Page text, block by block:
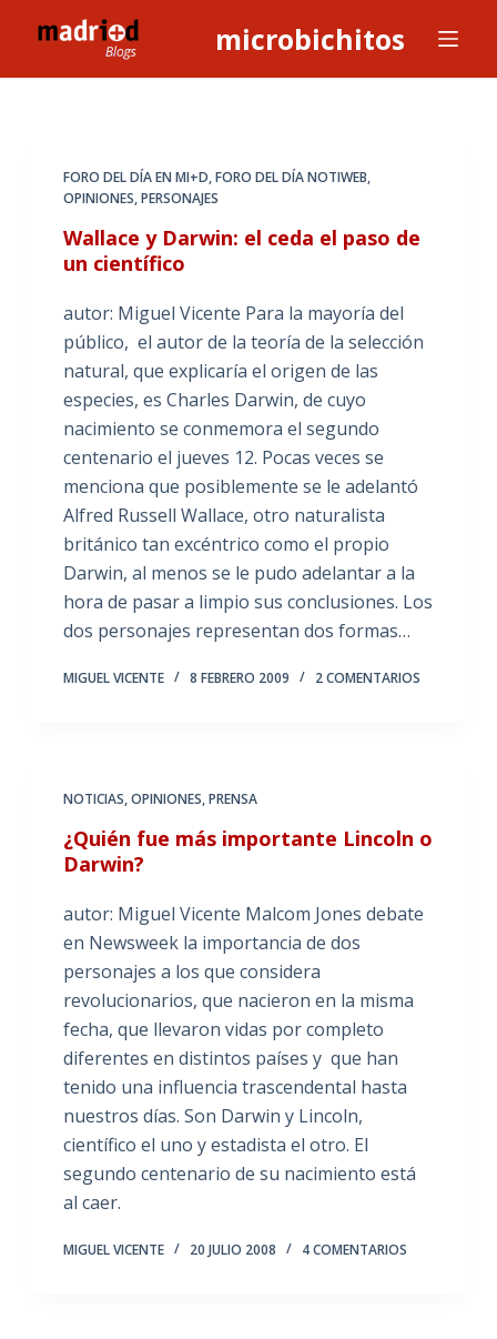
l
microbichitos
FORO DEL DÍA EN MI+D,FORO DEL DÍA NOTIWEB,
OPINIONES,PERSONAJES
Wallace y Darwin: el ceda el paso de
un científico
autor: Miguel Vicente Para la mayoría del
público, el autor de la teoría de la selección
natural, que explicaría el origen de las
especies, es Charles Darwin, de cuyo
nacimiento se conmemora el segundo
centenario el jueves 12. Pocas veces se
menciona que posiblemente se le adelantó
Alfred Russell Wallace, otro naturalista
británico tan excéntrico como el propio
Darwin, al menos se le pudo adelantar a la
hora de pasar a limpio sus conclusiones. Los
dos personajes representan dos formas…
MIGUEL VICENTE 8 FEBRERO 2009 2 COMENTARIOS
NOTICIAS,OPINIONES,PRENSA
¿Quién fue más importante Lincoln o
Darwin?
autor: Miguel Vicente Malcom Jones debate
en Newsweek la importancia de dos
personajes a los que considera
revolucionarios, que nacieron en la misma
fecha, que llevaron vidas por completo
diferentes en distintos países y que han
tenido una influencia trascendental hasta
nuestros días. Son Darwin y Lincoln,
científico el uno y estadista el otro. El
segundo centenario de su nacimiento está
al caer.
MIGUEL VICENTE 20 JULIO 2008 4 COMENTARIOS